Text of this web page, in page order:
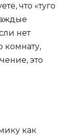
что «туго
нет
комнату,
это
как